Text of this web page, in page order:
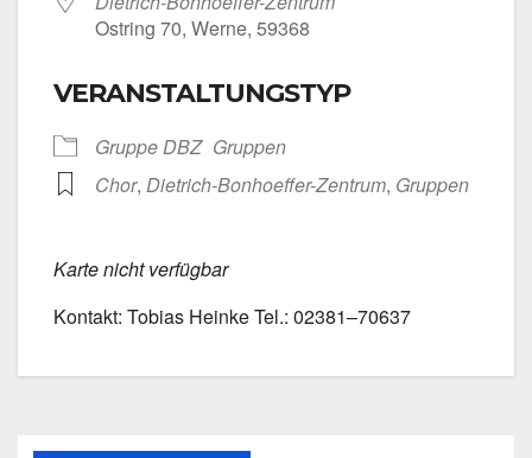
Ost­ring 70, Wer­ne, 59368
VERANSTALTUNGSTYP
Grup­pe DBZ Grup­pen
Chor, Dietrich-Bonhoeffer-Zentrum, Grup­pen
Kar­te nicht ver­füg­bar
Kon­takt: Tobi­as Hein­ke Tel.: 02381–70637